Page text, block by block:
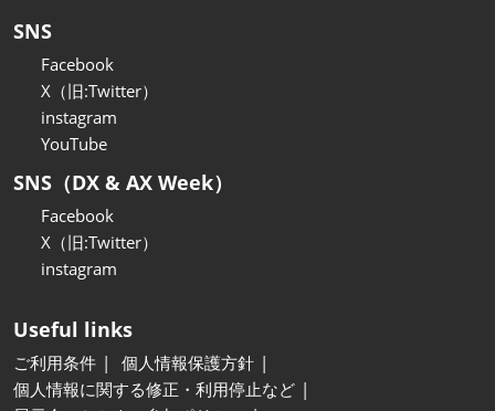
SNS
Facebook
X（旧:Twitter）
instagram
YouTube
SNS（DX & AX Week）
Facebook
X（旧:Twitter）
instagram
Useful links
ご利用条件
個人情報保護方針
個人情報に関する修正・利用停止など